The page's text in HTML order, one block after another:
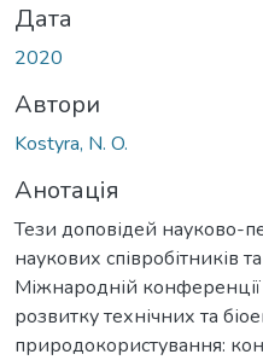
Дата
2020
Автори
Kostyra, N. O.
Анотація
Тези доповідей науково-
наукових співробітників
Міжнародній
розвитку технічних та
природокористування: